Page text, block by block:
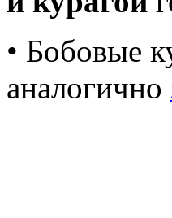
• Бобовые
аналогично